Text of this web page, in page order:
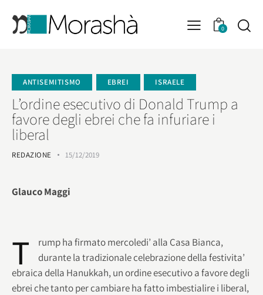
0
ANTISEMITISMO EBREI ISRAELE
L’ordine esecutivo di Donald Trump a
favore degli ebrei che fa infuriare i
liberal
REDAZIONE 15/12/2019
Glauco Maggi
T
rump ha firmato mercoledi’ alla Casa Bianca,
durante la tradizionale celebrazione della festivita’
ebraica della Hanukkah, un ordine esecutivo a favore degli
ebrei che tanto per cambiare ha fatto imbestialire i liberal,